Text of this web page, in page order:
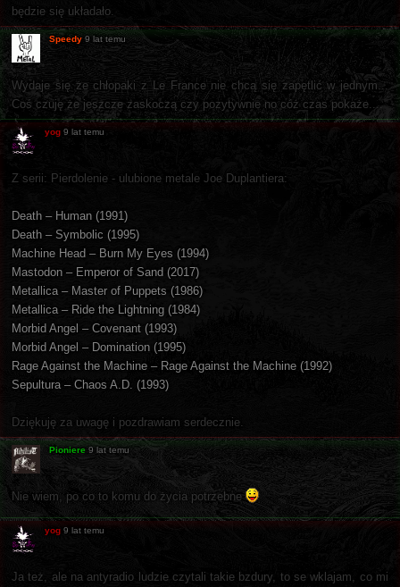
będzie się układało.
Speedy 9 lat temu
Wydaje się że chłopaki z Le France nie chcą się zapętlić w jednym...
Coś czuję że jeszcze zaskoczą czy pozytywnie no cóż czas pokaże....
yog 9 lat temu
Z serii: Pierdolenie - ulubione metale Joe Duplantiera:
Death – Human (1991)
Death – Symbolic (1995)
Machine Head – Burn My Eyes (1994)
Mastodon – Emperor of Sand (2017)
Metallica – Master of Puppets (1986)
Metallica – Ride the Lightning (1984)
Morbid Angel – Covenant (1993)
Morbid Angel – Domination (1995)
Rage Against the Machine – Rage Against the Machine (1992)
Sepultura – Chaos A.D. (1993)
Dziękuję za uwagę i pozdrawiam serdecznie.
Pioniere 9 lat temu
Nie wiem, po co to komu do życia potrzebne
yog 9 lat temu
Ja też, ale na antyradio ludzie czytali takie bzdury, to se wklajam, co mi